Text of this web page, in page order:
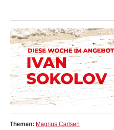
Themen: Magnus Carlsen